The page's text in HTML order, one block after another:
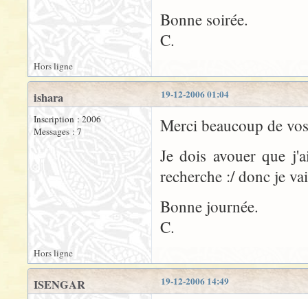
Bonne soirée.
C.
Hors ligne
19-12-2006 01:04
ishara
Inscription : 2006
Messages : 7
Merci beaucoup de
Je dois avouer que
recherche :/ donc je
Bonne journée.
C.
Hors ligne
19-12-2006 14:49
ISENGAR